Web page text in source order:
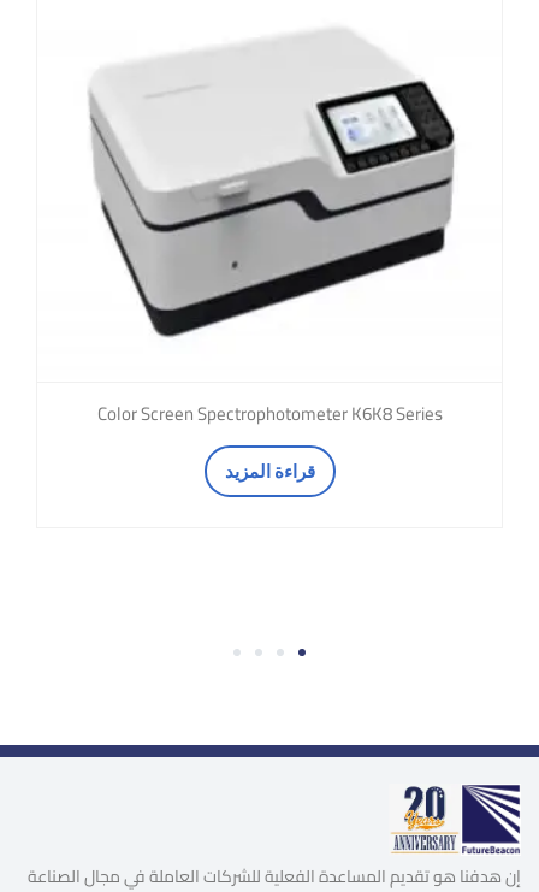
Color Screen Spectrophotometer K6K8 Series
قراءة المزيد
1
2
3
4
إن هدفنا هو تقديم المساعدة الفعلية للشركات العاملة في مجال الصناعة